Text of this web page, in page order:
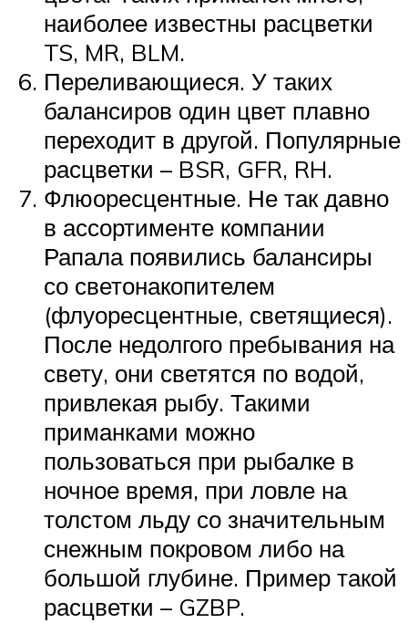
наиболее известны расцветки
TS, MR, BLM.
Переливающиеся. У таких
балансиров один цвет плавно
переходит в другой. Популярные
расцветки – BSR, GFR, RH.
Флюоресцентные. Не так давно
в ассортименте компании
Рапала появились балансиры
со светонакопителем
(флуоресцентные, светящиеся).
После недолгого пребывания на
свету, они светятся по водой,
привлекая рыбу. Такими
приманками можно
пользоваться при рыбалке в
ночное время, при ловле на
толстом льду со значительным
снежным покровом либо на
большой глубине. Пример такой
расцветки – GZBP.